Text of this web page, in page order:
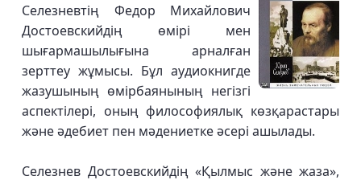
Селезневтің Федор Михайлович
Достоевскийдің өмірі мен
шығармашылығына арналған
зерттеу жұмысы. Бұл аудиокнигде
жазушының өмірбаянының негізгі
аспектілері, оның философиялық көзқарастары
және әдебиет пен мәдениетке әсері ашылады.
Селезнев Достоевскийдің «Қылмыс және жаза»,